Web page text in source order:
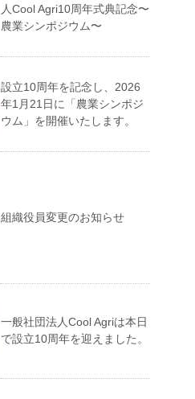
人Cool Agri10周年式典記念〜
農業シンポジウム〜
設立10周年を記念し、2026
年1月21日に「農業シンポジ
ウム」を開催いたします。
組織役員変更のお知らせ
一般社団法人Cool Agriは本日
で設立10周年を迎えました。